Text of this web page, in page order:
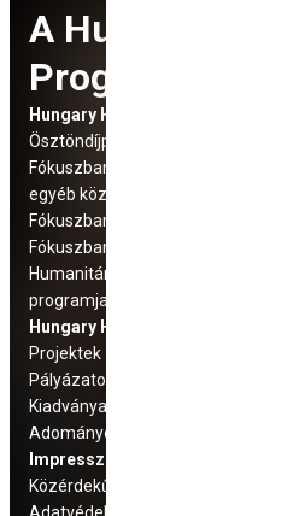
A Hungary Helps
Programról
Hungary Helps Program
Ösztöndíjprogram
Fókuszban: Üldözött keresztény és
egyéb közösségek
Fókuszban: Száhel régió
Fókuszban az Európai Unió
Humanitárius és fejlesztési
programjaink
Hungary Helps Ügynökség
Projektek
Pályázatok
Kiadványaink
Adományozás
Impresszum
Közérdekű adatok